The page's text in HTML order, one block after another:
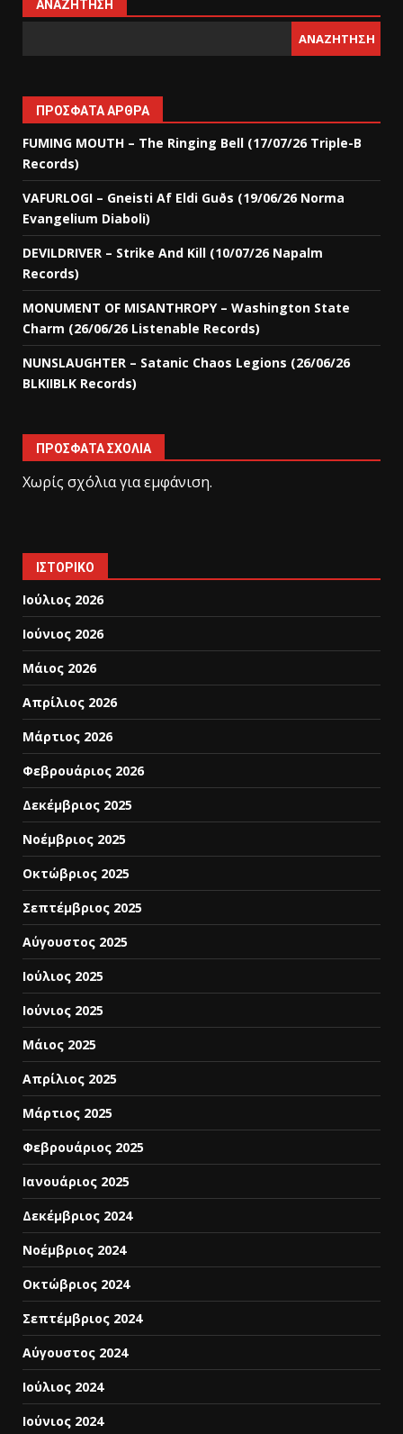
ΑΝΑΖΉΤΗΣΗ
ΑΝΑΖΉΤΗΣΗ
ΠΡΌΣΦΑΤΑ ΆΡΘΡΑ
FUMING MOUTH – The Ringing Bell (17/07/26 Triple-B
Records)
VAFURLOGI – Gneisti Af Eldi Guðs (19/06/26 Norma
Evangelium Diaboli)
DEVILDRIVER – Strike And Kill (10/07/26 Napalm
Records)
MONUMENT OF MISANTHROPY – Washington State
Charm (26/06/26 Listenable Records)
NUNSLAUGHTER – Satanic Chaos Legions (26/06/26
BLKIIBLK Records)
ΠΡΌΣΦΑΤΑ ΣΧΌΛΙΑ
Χωρίς σχόλια για εμφάνιση.
ΙΣΤΟΡΙΚΌ
Ιούλιος 2026
Ιούνιος 2026
Μάιος 2026
Απρίλιος 2026
Μάρτιος 2026
Φεβρουάριος 2026
Δεκέμβριος 2025
Νοέμβριος 2025
Οκτώβριος 2025
Σεπτέμβριος 2025
Αύγουστος 2025
Ιούλιος 2025
Ιούνιος 2025
Μάιος 2025
Απρίλιος 2025
Μάρτιος 2025
Φεβρουάριος 2025
Ιανουάριος 2025
Δεκέμβριος 2024
Νοέμβριος 2024
Οκτώβριος 2024
Σεπτέμβριος 2024
Αύγουστος 2024
Ιούλιος 2024
Ιούνιος 2024